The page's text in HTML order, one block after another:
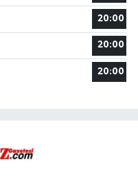
20:00
20:00
20:00